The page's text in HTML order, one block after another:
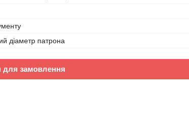
діаметр патрона
для замовлення